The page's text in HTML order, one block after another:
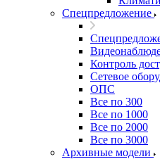
Спецпредложение
Контроль
Сетевое
ОПС
Все по 300
Все по 1000
Все по 2000
Все по 3000
Архивные модели